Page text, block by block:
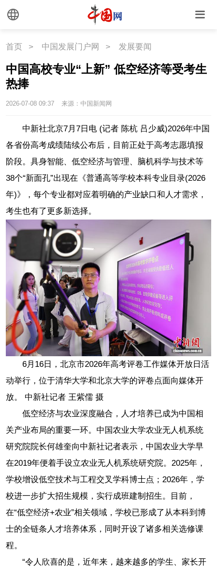
首页 > 中国发展门户网 > 发展要闻
中国高校专业“上新” 低空经济等受考生
热捧
2026-07-08 09:37 来源：中国新闻网
中新社北京7月7日电 (记者 陈杭 吕少威)2026年中国
各省份高考成绩陆续公布后，目前正处于高考志愿填报
阶段。具身智能、低空经济与管理、脑机科学与技术等
38个“新面孔”出现在《普通高等学校本科专业目录(2026
年)》，每个专业都对应着明确的产业缺口和人才需求，
考生也有了更多新选择。
6月16日，北京市2026年高考评卷工作媒体开放日活
动举行，位于清华大学和北京大学的评卷点面向媒体开
放。 中新社记者 王紫儒 摄
低空经济与农业深度融合，人才培养已成为中国相
关产业布局的重要一环。中国农业大学农业无人机系统
研究院院长何雄奎向中新社记者表示，中国农业大学早
在2019年便着手设立农业无人机系统研究院。2025年，
学校增设低空技术与工程交叉学科博士点；2026年，学
校进一步扩大招生规模，实行成班建制招生。目前，
在“低空经济+农业”相关领域，学校已形成了从本科到博
士的全链条人才培养体系，同时开设了诸多相关选修课
程。
“令人欣喜的是，近年来，越来越多的学生、家长开